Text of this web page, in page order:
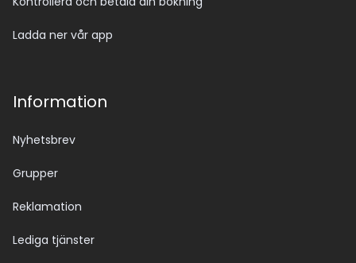
Ladda ner vår app
Information
Nyhetsbrev
Grupper
Reklamation
Lediga tjänster